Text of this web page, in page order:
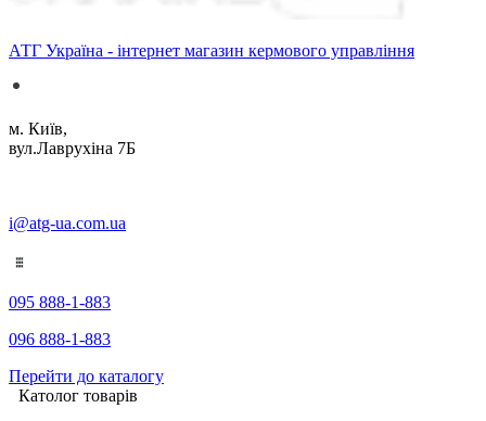
АТГ Україна - інтернет магазин кермового управління
м. Київ,
вул.Лаврухіна 7Б
i@atg-ua.com.ua
095 888-1-883
096 888-1-883
Перейти до каталогу
Католог товарів